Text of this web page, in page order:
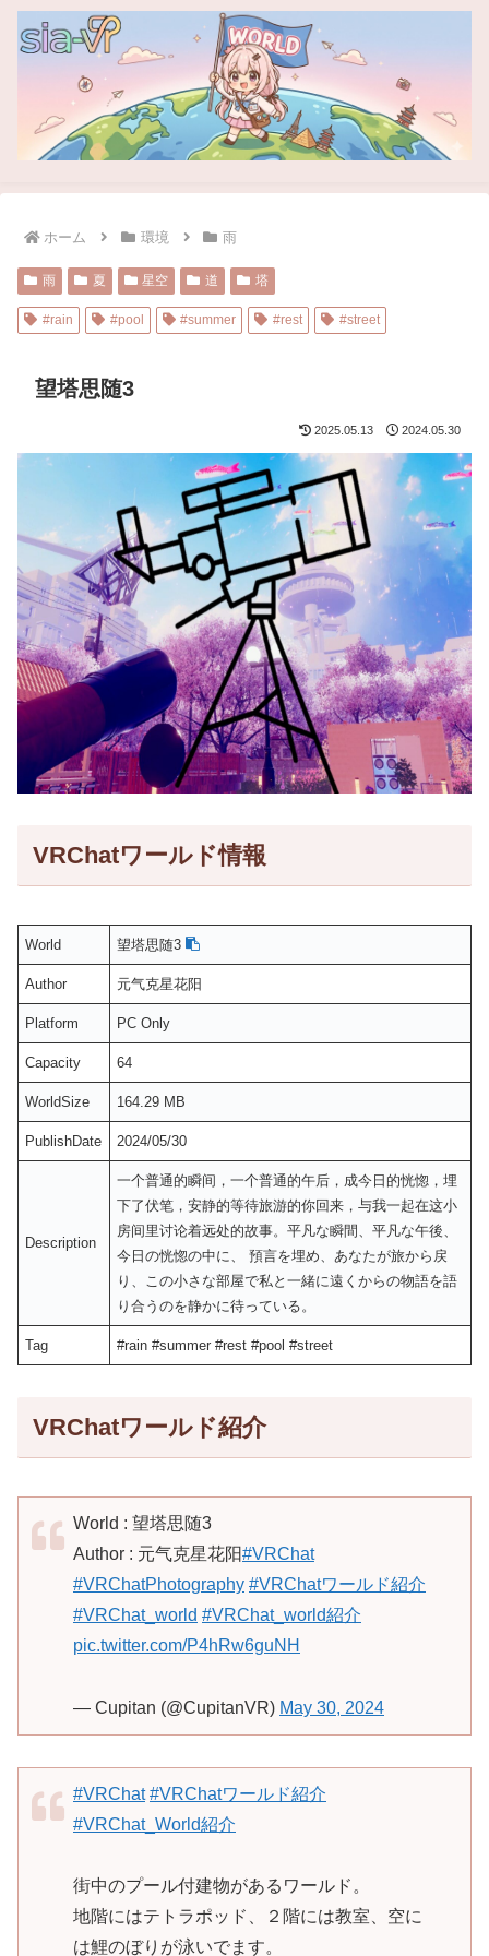
ホーム 環境 雨
雨 夏 星空 道 塔
#rain #pool #summer #rest #street
望塔思随3
2025.05.13 2024.05.30
VRChatワールド情報
World 望塔思随3
Author 元气克星花阳
Platform PC Only
Capacity 64
WorldSize 164.29 MB
PublishDate 2024/05/30
Description
一个普通的瞬间，一个普通的午后，成今日的恍惚，埋
下了伏笔，安静的等待旅游的你回来，与我一起在这小
房间里讨论着远处的故事。平凡な瞬間、平凡な午後、
今日の恍惚の中に、 預言を埋め、あなたが旅から戻
り、この小さな部屋で私と一緒に遠くからの物語を語
り合うのを静かに待っている。
Tag #rain #summer #rest #pool #street
VRChatワールド紹介
World : 望塔思随3
Author : 元气克星花阳#VRChat
#VRChatPhotography #VRChatワールド紹介
#VRChat_world #VRChat_world紹介
pic.twitter.com/P4hRw6guNH
— Cupitan (@CupitanVR) May 30, 2024
#VRChat #VRChatワールド紹介
#VRChat_World紹介
街中のプール付建物があるワールド。
地階にはテトラポッド、２階には教室、空に
は鯉のぼりが泳いでます。